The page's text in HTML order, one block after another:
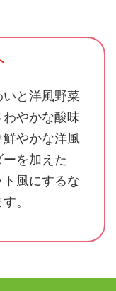
と洋風野菜
やかな酸味
やかな洋風
を加えた
風にするな
。